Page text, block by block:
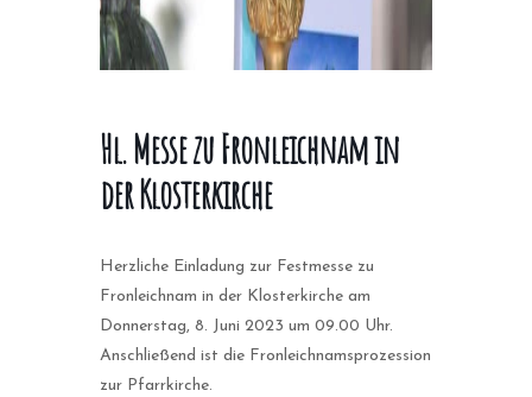
Hl. Messe zu Fronleichnam in
der Klosterkirche
Herzliche Einladung zur Festmesse zu
Fronleichnam in der Klosterkirche am
Donnerstag, 8. Juni 2023 um 09.00 Uhr.
Anschließend ist die Fronleichnamsprozession
zur Pfarrkirche.